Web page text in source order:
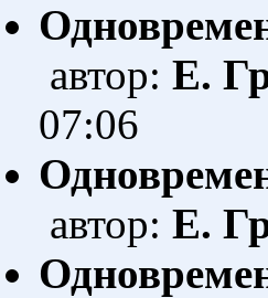
автор: Е.
07:06
автор: Е.